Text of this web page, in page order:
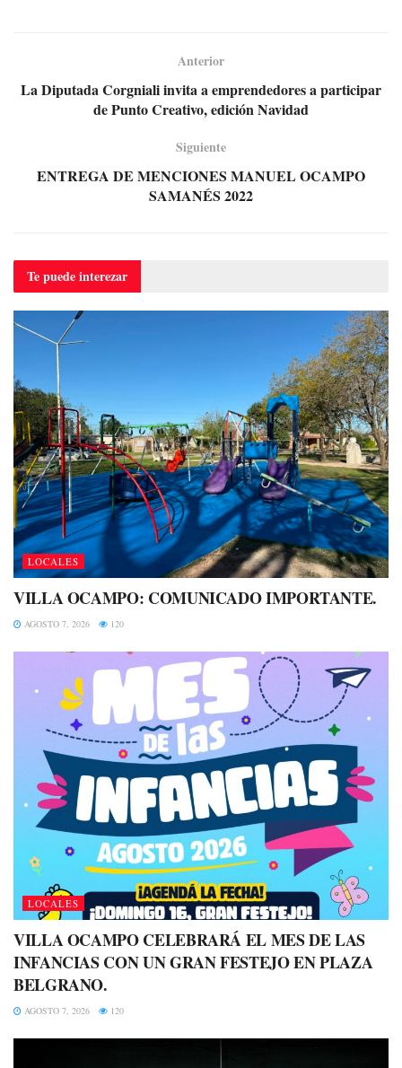
Anterior
La Diputada Corgniali invita a emprendedores a participar
de Punto Creativo, edición Navidad
Siguiente
ENTREGA DE MENCIONES MANUEL OCAMPO
SAMANÉS 2022
Te puedeinterezar
LOCALES
VILLA OCAMPO: COMUNICADO IMPORTANTE.
AGOSTO 7, 2026 120
LOCALES
VILLA OCAMPO CELEBRARÁ EL MES DE LAS
INFANCIAS CON UN GRAN FESTEJO EN PLAZA
BELGRANO.
AGOSTO 7, 2026 120